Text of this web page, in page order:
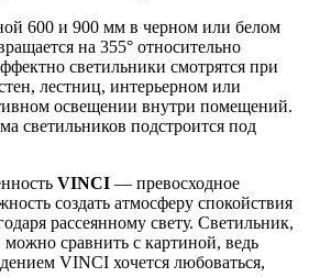
600 и 900 мм в черном или белом
на 355° относительно
светильники смотрятся при
лестниц, интерьерном или
освещении внутри помещений.
светильников подстроится под
VINCI — превосходное
создать атмосферу спокойствия
рассеянному свету. Светильник,
сравнить с картиной, ведь
VINCI хочется любоваться,